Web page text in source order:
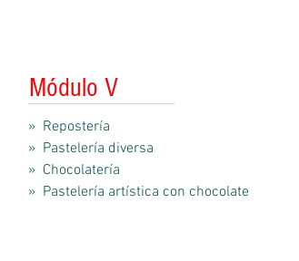
Módulo V
» Repostería
» Pastelería diversa
» Chocolatería
» Pastelería artística con chocolate